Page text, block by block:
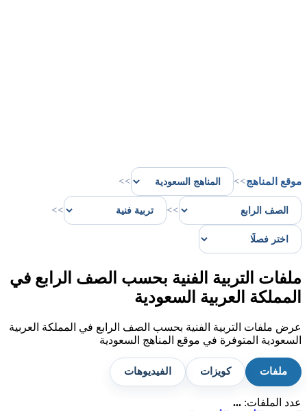
موقع المناهج>>
>>
>>
>>
ملفات التربية الفنية بحسب الصف الرابع في
المملكة العربية السعودية
عرض ملفات التربية الفنية بحسب الصف الرابع في المملكة العربية
السعودية المتوفرة في موقع المناهج السعودية
ملفات كويزات الفيديوهات
عدد الملفات: ...